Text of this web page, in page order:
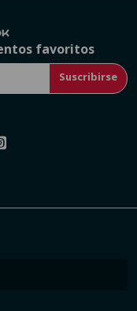
favoritos
Suscribirse